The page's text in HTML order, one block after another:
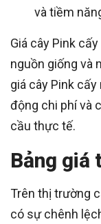
và tiềm
Giá cây Pink
nguồn giống và
giá cây Pink
động chi phí và
cầu thực tế.
Bảng giá
Trên thị trường
có sự chênh